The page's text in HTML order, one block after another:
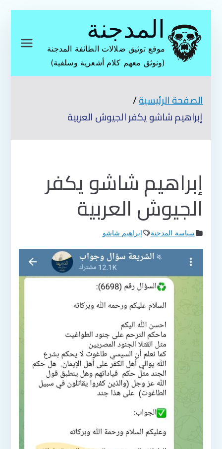
المحتوى
المدجنة
موقع توثيق ضلالات الطائفة المدجنة
(ونوثق معهم كلام أشعرية وسلفية)
الصفحة الرئيسية
إبراهيم شاشو يكفر الجيوش العربية
إبراهيم شاشو يكفر
الجيوش العربية
سياسة المدجنة إبراهيم شاشو